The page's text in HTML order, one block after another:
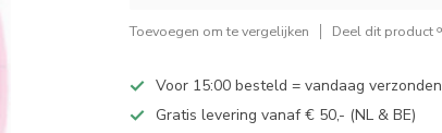
Toevoegen om te vergelijken Deel dit product
Voor 15:00 besteld = vandaag verzonden
Gratis levering vanaf € 50,- (NL & BE)